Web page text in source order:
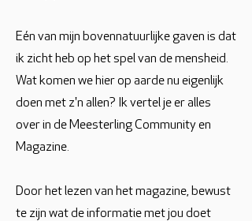
Eén van mijn bovennatuurlijke gaven is dat
ik zicht heb op het spel van de mensheid.
Wat komen we hier op aarde nu eigenlijk
doen met z'n allen? Ik vertel je er alles
over in de Meesterling Community en
Magazine.
Door het lezen van het magazine, bewust
te zijn wat de informatie met jou doet